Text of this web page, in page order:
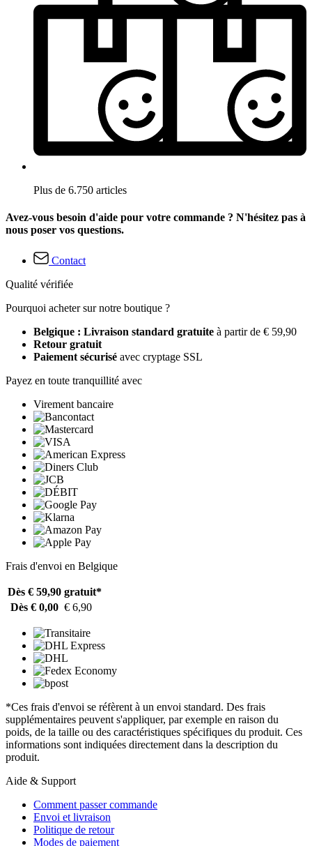
Plus de 6.750 articles
Avez-vous besoin d'aide pour votre commande ? N'hésitez pas à
nous poser vos questions.
Contact
Qualité vérifiée
Pourquoi acheter sur notre boutique ?
Belgique : Livraison standard gratuite à partir de € 59,90
Retour gratuit
Paiement sécurisé avec cryptage SSL
Payez en toute tranquillité avec
Virement bancaire
Frais d'envoi en Belgique
Dès € 59,90 gratuit*
Dès € 0,00 € 6,90
*Ces frais d'envoi se réfèrent à un envoi standard. Des frais
supplémentaires peuvent s'appliquer, par exemple en raison du
poids, de la taille ou des caractéristiques spécifiques du produit. Ces
informations sont indiquées directement dans la description du
produit.
Aide & Support
Comment passer commande
Envoi et livraison
Politique de retour
Modes de paiement